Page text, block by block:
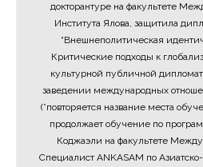
докторантуре на факультете
Института Ялова, защитила
“Внешнеполитическая
Критические подходы к
культурной публичной
заведении международных
(*повторяется название места
продолжает обучение по
Коджаэли на факультете
Специалист ANKASAM по